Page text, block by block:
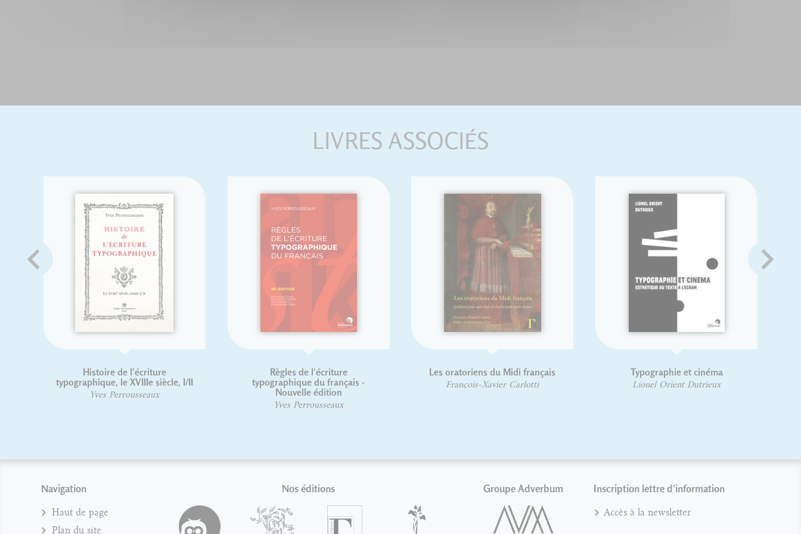
LIVRES ASSOCIÉS
Les oratoriens du Midi français
François-Xavier Carlotti
Typographie et cinéma
Lionel Orient Dutrieux
Guide pratique de choix
typographique
Histoire de l'écriture
typographique : Le XIXe siècle
Navigation
Haut de page
Plan du site
Nos éditions Groupe Adverbum Inscription lettre d'information
Accès à la newsletter